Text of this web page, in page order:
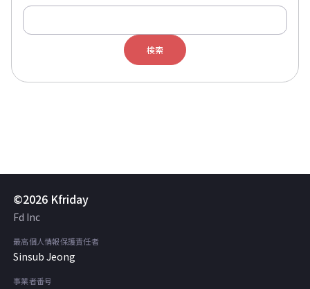
検索
©2026 Kfriday
Fd Inc
最高個人情報保護責任者
Sinsub Jeong
事業者番号